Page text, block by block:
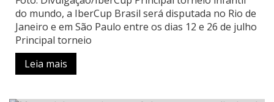
do mundo, a IberCup Brasil será disputada no Rio de
Janeiro e em São Paulo entre os dias 12 e 26 de julho
Principal torneio
Leia mais